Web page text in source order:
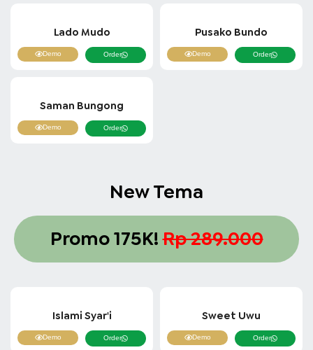
Lado Mudo
Demo Order
Pusako Bundo
Demo Order
Saman Bungong
Demo Order
New Tema
Promo 175K!Rp 289.000
Islami Syar'i
Demo Order
Sweet Uwu
Demo Order